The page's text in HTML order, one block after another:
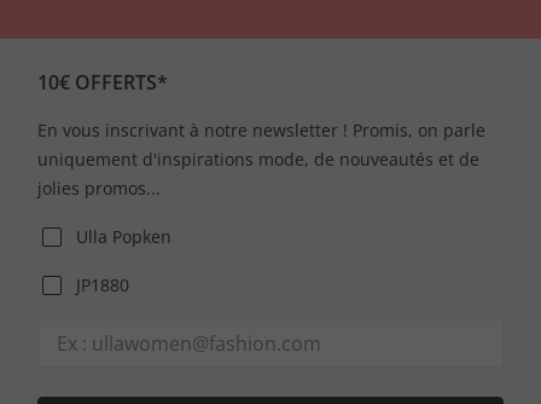
10€ OFFERTS*
En vous inscrivant à notre newsletter ! Promis, on parle
uniquement d'inspirations mode, de nouveautés et de
jolies promos...
Ulla Popken
JP1880